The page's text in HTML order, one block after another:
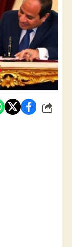
شارك